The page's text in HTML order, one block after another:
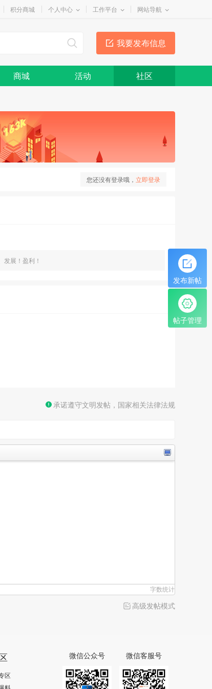
积分商城 个人中心 工作平台 网站导航
我要发布信息
商城 活动 社区
您还没有登录哦， 立即登录
展！盈利！
承诺遵守文明发帖，国家相关法律法规
字数统计
高级发帖模式
区
料
微信公众号 微信客服号
发布新帖
帖子管理